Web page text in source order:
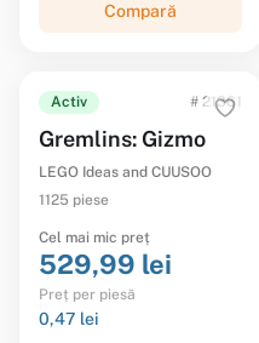
Compară
Activ # 21361
Gremlins: Gizmo
LEGO Ideas and CUUSOO
1125 piese
Cel mai mic preț
529,99 lei
Preț per piesă
0,47 lei